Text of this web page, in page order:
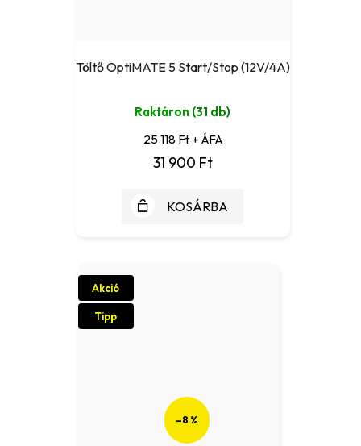
Töltő OptiMATE 5 Start/Stop (12V/4A)
Raktáron (31 db)
25 118 Ft + ÁFA
31 900 Ft
KOSÁRBA
Akció
Tipp
–8 %